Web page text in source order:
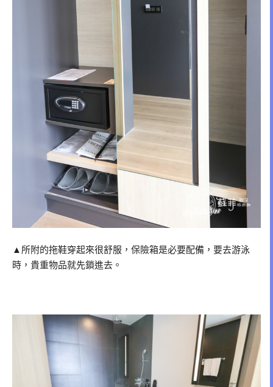
▲所附的拖鞋穿起來很舒服，保險箱是必要配備，要去游泳
時，貴重物品就先鎖進去。